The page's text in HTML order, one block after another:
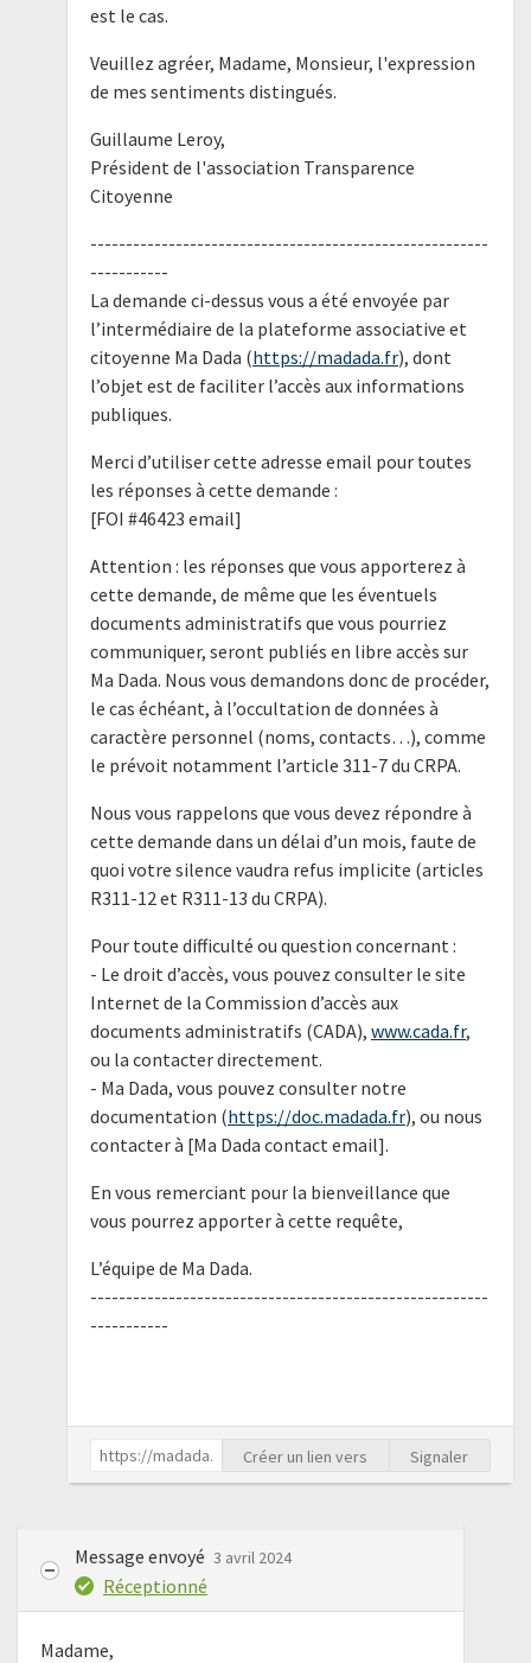
est le cas.
Veuillez agréer, Madame, Monsieur, l'expression
de mes sentiments distingués.
Guillaume Leroy,
Président de l'association Transparence
Citoyenne
--------------------------------------------------------
-----------
La demande ci-dessus vous a été envoyée par
l’intermédiaire de la plateforme associative et
citoyenne Ma Dada (https://madada.fr), dont
l’objet est de faciliter l’accès aux informations
publiques.
Merci d’utiliser cette adresse email pour toutes
les réponses à cette demande :
[FOI #46423 email]
Attention : les réponses que vous apporterez à
cette demande, de même que les éventuels
documents administratifs que vous pourriez
communiquer, seront publiés en libre accès sur
Ma Dada. Nous vous demandons donc de procéder,
le cas échéant, à l’occultation de données à
caractère personnel (noms, contacts…), comme
le prévoit notamment l’article 311-7 du CRPA.
Nous vous rappelons que vous devez répondre à
cette demande dans un délai d’un mois, faute de
quoi votre silence vaudra refus implicite (articles
R311-12 et R311-13 du CRPA).
Pour toute difficulté ou question concernant :
- Le droit d’accès, vous pouvez consulter le site
Internet de la Commission d’accès aux
documents administratifs (CADA), www.cada.fr,
ou la contacter directement.
- Ma Dada, vous pouvez consulter notre
documentation (https://doc.madada.fr), ou nous
contacter à [Ma Dada contact email].
En vous remerciant pour la bienveillance que
vous pourrez apporter à cette requête,
L’équipe de Ma Dada.
--------------------------------------------------------
-----------
Créer un lien vers Signaler
Message envoyé 3 avril 2024
Réceptionné
Madame,